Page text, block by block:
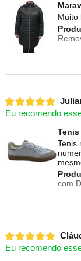
Muito
Eu recomendo
Tenis
com
Eu recomendo